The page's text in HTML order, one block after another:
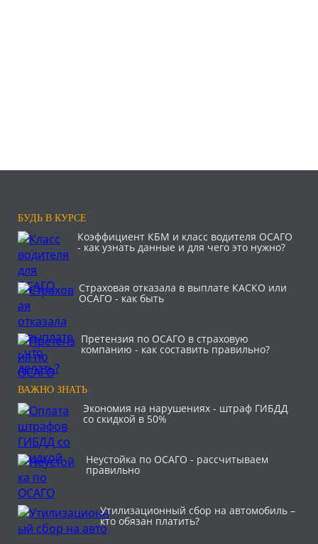
БУДЬ В КУРСЕ
Коэффициент КБМ и класс водителя ОСАГО
- как узнать данные и для чего это нужно?
Страховая отказала в выплате КАСКО или
ОСАГО - как быть
Претензия по ОСАГО в страховую
компанию - как составить правильно?
ВАЖНО ЗНАТЬ
Экономия на нарушениях - штраф ГИБДД
со скидкой в 50%
Неустойка по ОСАГО - рассчитываем
правильно
Утилизационный сбор на автомобиль –
кто обязан платить?